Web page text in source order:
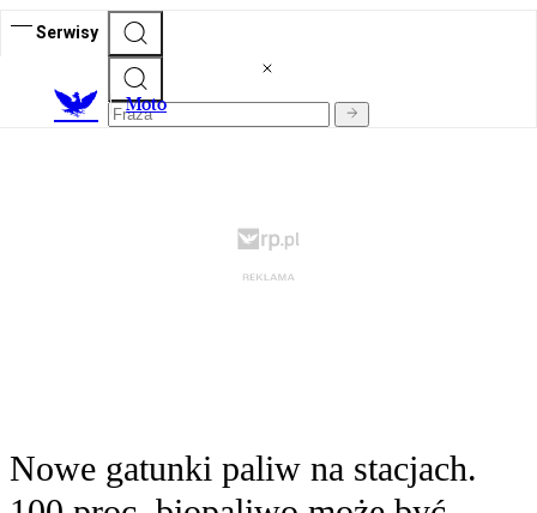
Serwisy
Moto
Nowe gatunki paliw na stacjach.